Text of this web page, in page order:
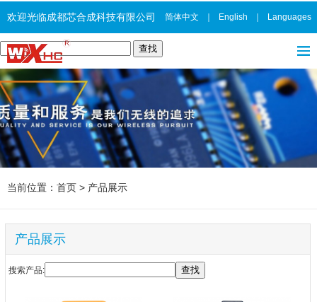
欢迎光临成都芯合成科技有限公司 简体中文 English Languages
当前位置： 首页 > 产品展示
产品展示
搜索产品: